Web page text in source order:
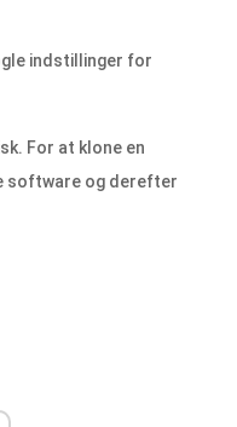
indstillinger for
For at klone en
software og derefter